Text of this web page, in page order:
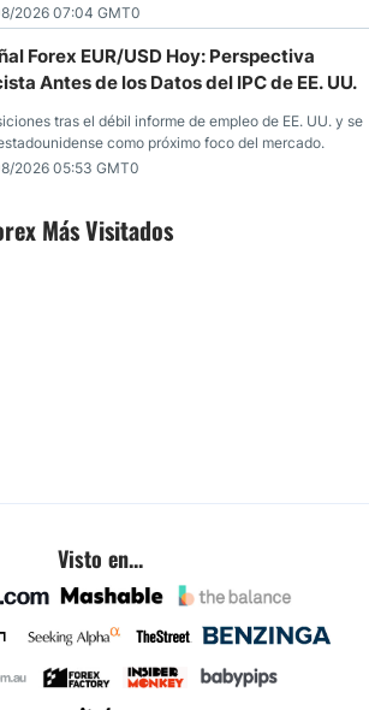
Más Visitados
2026 07:04 GMT0
Forex EUR/USD Hoy: Perspectiva
Antes de los Datos del IPC de EE. UU.
tras el débil informe de empleo de EE. UU. y se
como próximo foco del mercado.
2026 05:53 GMT0
Visto en...